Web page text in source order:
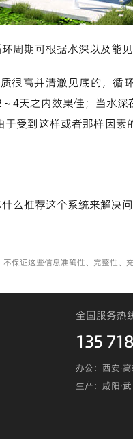
周期可根据水深以及能
很高并清澈见底的，循
4天之内效果佳；当水
受到这样或者那样因
么推荐这个系统来解决
保证这些信息准确性、完整性、
全国服务热
135
办公：西安·
生产：咸阳·